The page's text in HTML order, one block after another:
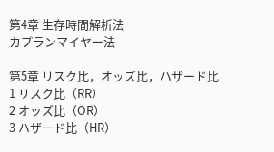
第4章 生存時間解析法
カプランマイヤー法
第5章 リスク比，オッズ比，ハザード比
1 リスク比（RR）
2 オッズ比（OR）
3 ハザード比（HR）